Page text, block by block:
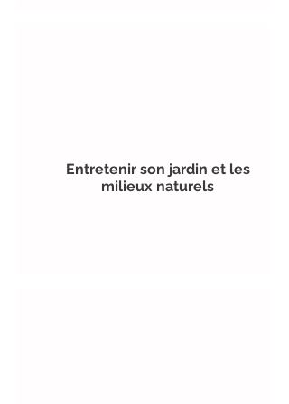
Entretenir son jardin et les
milieux naturels